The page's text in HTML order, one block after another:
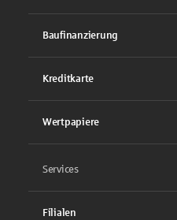
Baufinanzierung
Kreditkarte
Wertpapiere
Services
Filialen